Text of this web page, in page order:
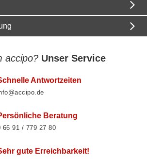
accipo? Unser Service
Antwortzeiten
Beratung
66 91 / 779 27 80
gute Erreichbarkeit!